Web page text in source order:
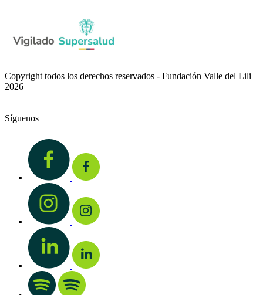
Copyright todos los derechos reservados - Fundación Valle del Lili
2026
Síguenos